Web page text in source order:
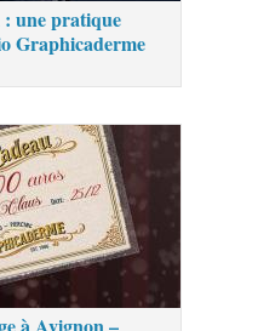
une pratique
Graphicaderme
à Avignon –